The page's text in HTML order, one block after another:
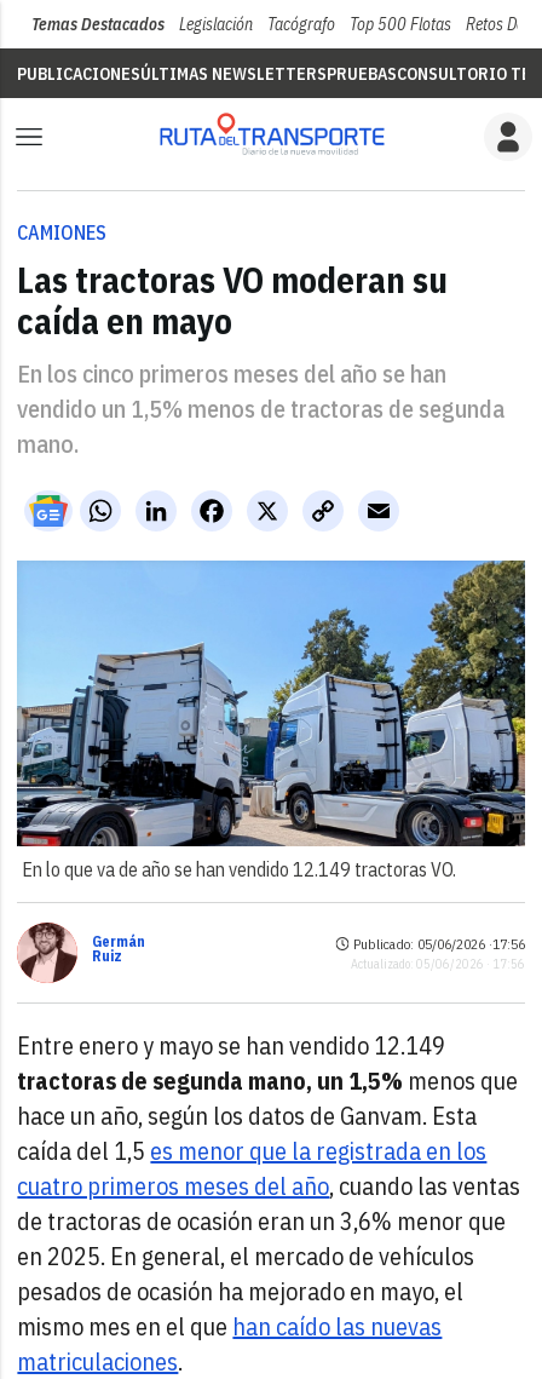
Temas Destacados Legislación Tacógrafo Top 500 Flotas Retos Del
PUBLICACIONESÚLTIMAS NEWSLETTERSPRUEBASCONSULTORIO
CAMIONES
Las tractoras VO moderan su
caída en mayo
En los cinco primeros meses del año se han
vendido un 1,5% menos de tractoras de segunda
mano.
WhatsAppLinkedIn X
Facebook
Copy
Link
Email
En lo que va de año se han vendido 12.149 tractoras VO.
Germán
Ruiz
Publicado: 05/06/2026 ·17:56
Actualizado: 05/06/2026 · 17:56
Entre enero y mayo se han vendido 12.149
tractoras de segunda mano, un 1,5% menos que
hace un año, según los datos de Ganvam. Esta
caída del 1,5 es menor que la registrada en los
cuatro primeros meses del año, cuando las ventas
de tractoras de ocasión eran un 3,6% menor que
en 2025. En general, el mercado de vehículos
pesados de ocasión ha mejorado en mayo, el
mismo mes en el que han caído las nuevas
matriculaciones.